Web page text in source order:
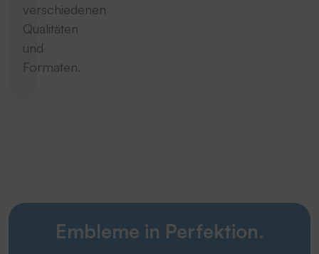
verschiedenen
Qualitäten
und
Formaten.
Embleme in Perfektion.